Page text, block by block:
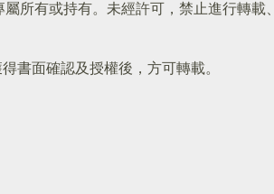
所有或持有。未經許可，禁止進行轉載、
得書面確認及授權後，方可轉載。